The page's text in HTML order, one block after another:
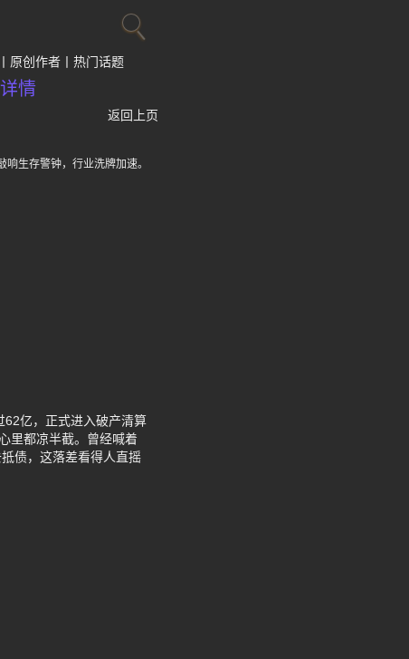
原创作者 热门话题
情
返回上页
生存警钟，行业洗牌加速。
62亿，正式进入破产清算
里都凉半截。曾经喊着
债，这落差看得人直摇